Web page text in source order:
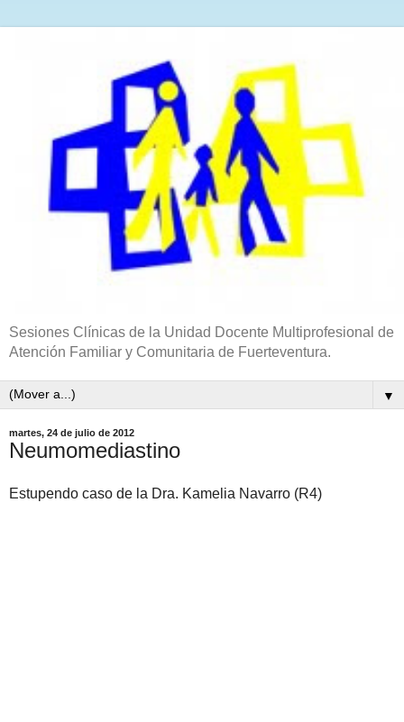
Sesiones Clínicas de la Unidad Docente Multiprofesional de
Atención Familiar y Comunitaria de Fuerteventura.
▼
martes, 24 de julio de 2012
Neumomediastino
Estupendo caso de la Dra. Kamelia Navarro (R4)